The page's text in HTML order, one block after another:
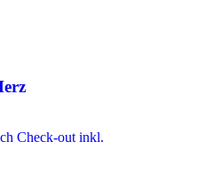
Check-out inkl.